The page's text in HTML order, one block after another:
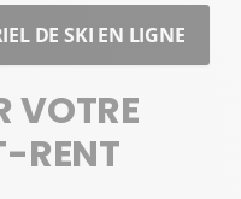
DE SKI EN LIGNE
VOTRE
RENT